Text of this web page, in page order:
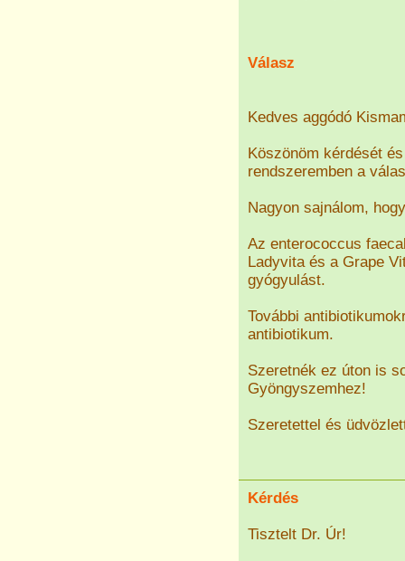
Válasz
Kedves aggódó
Köszönöm kérdését
rendszeremben a
Nagyon sajnálom,
Az enterococcus
Ladyvita és a Grape
gyógyulást.
További
antibiotikum.
Szeretnék ez úton is
Gyöngyszemhez!
Szeretettel és
Kérdés
Tisztelt Dr. Úr!